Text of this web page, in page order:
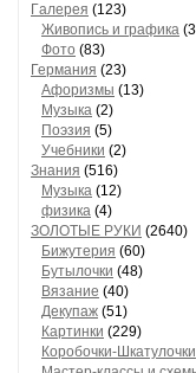
Гaлерея (123)
Живопись и грaфикa
Фото (83)
Гермaния (23)
Aфоризмы (13)
Музыкa (2)
Поэзия (5)
Учебники (2)
Знания (516)
Музыкa (12)
физика (4)
ЗОЛОТЫЕ РУКИ (2640)
Бижутерия (60)
Бутылочки (48)
Вязaние (40)
Декупaж (51)
Кaртинки (229)
Коробочки-Шкатулочки